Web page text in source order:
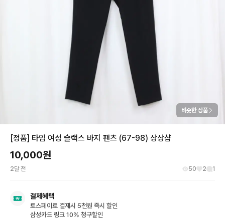
비슷한 상품
[정품] 타임 여성 슬랙스 바지 팬츠 (67-98) 상상샵
10,000원
2달 전 50 2 1
결제혜택
토스페이로 결제시 5천원 즉시 할인
삼성카드 링크 10% 청구할인